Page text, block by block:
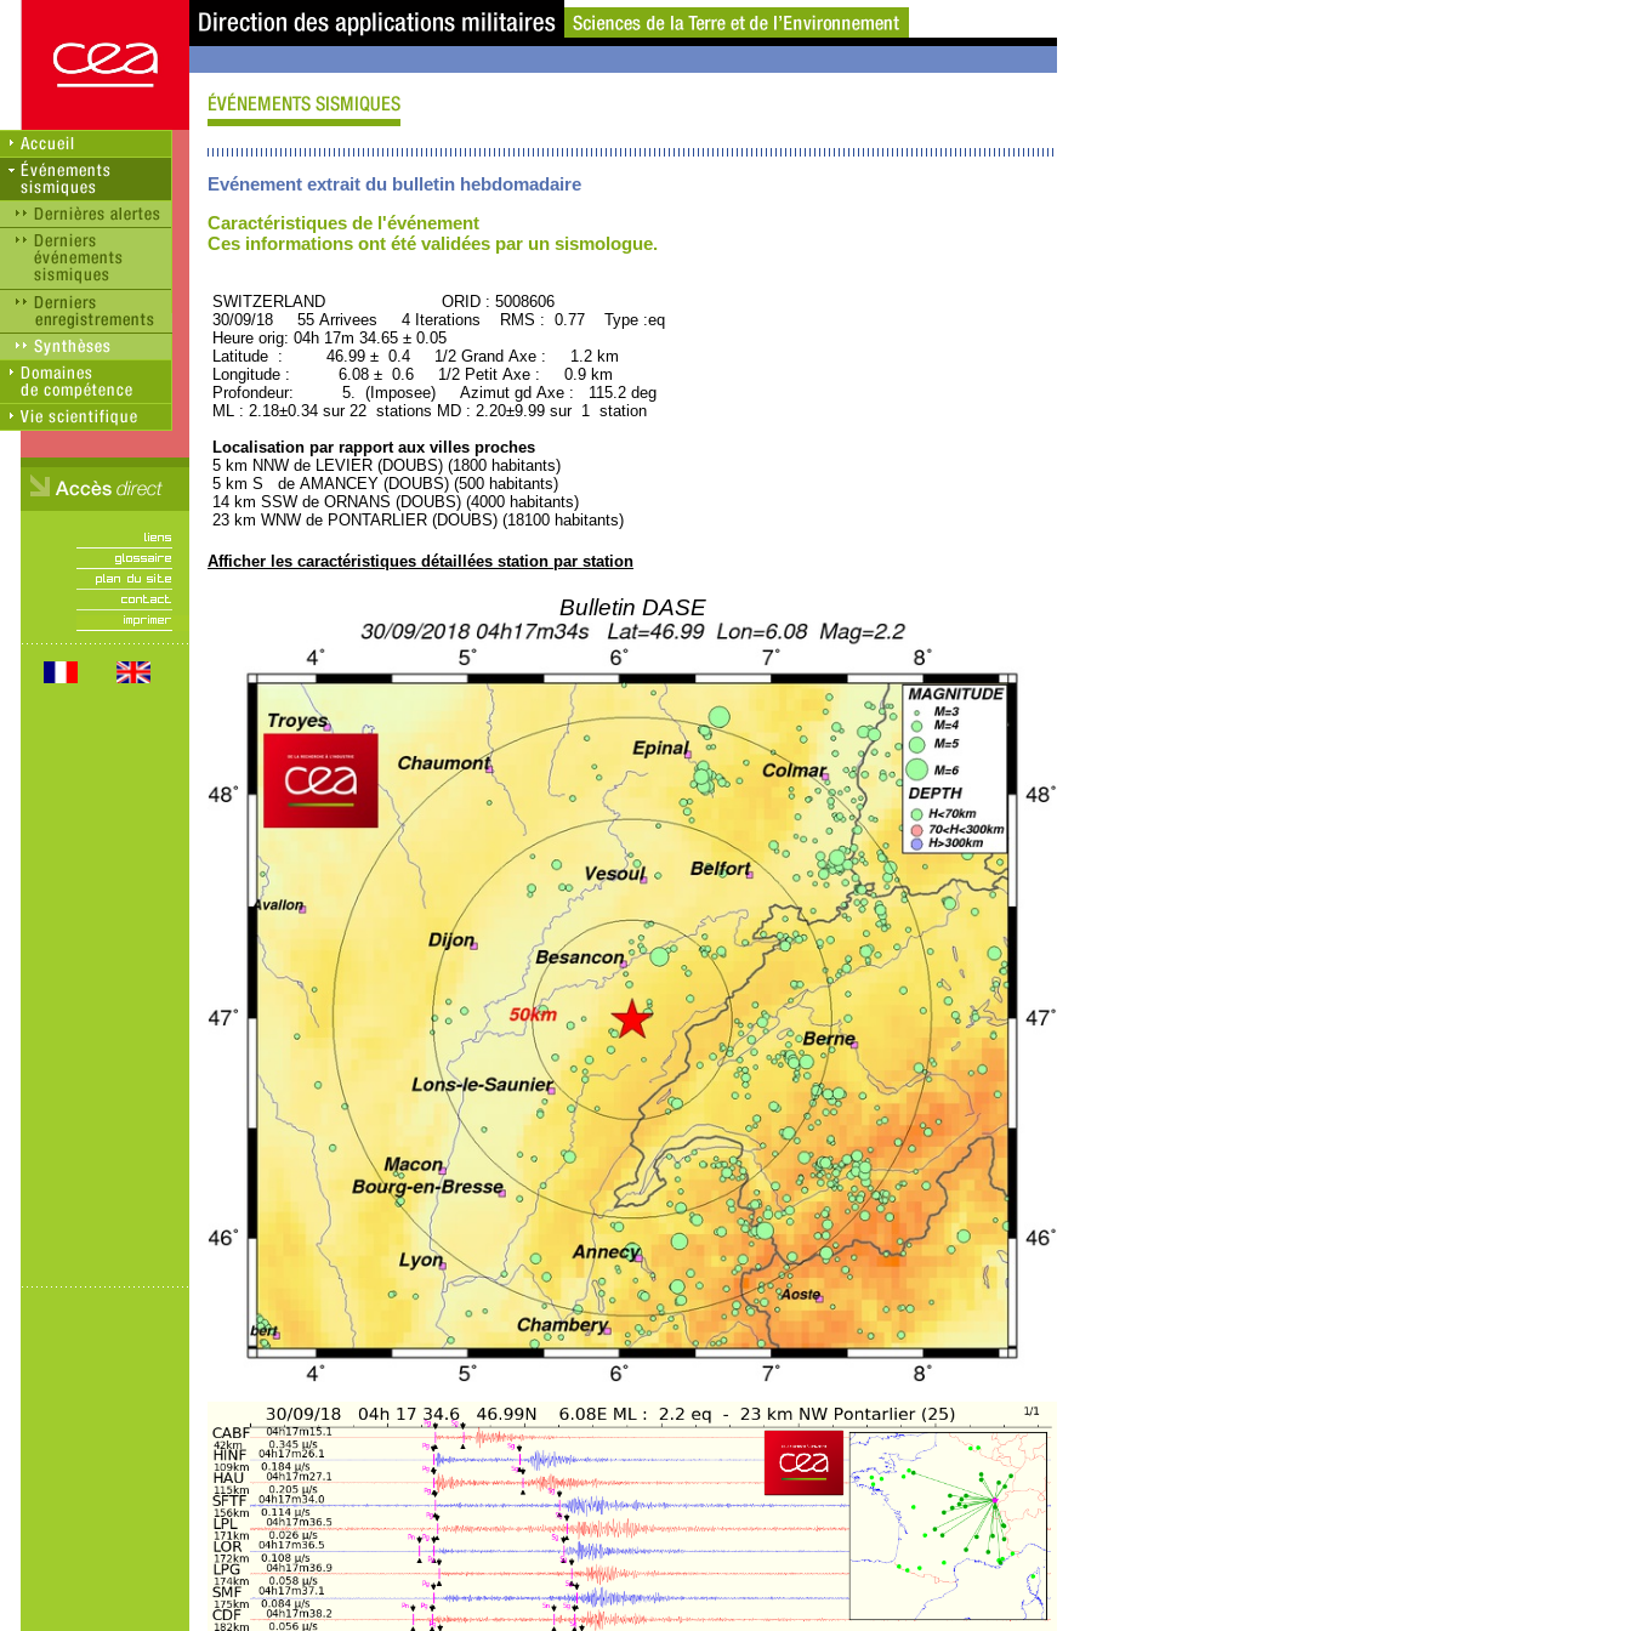
Evénement extrait du bulletin hebdomadaire
Caractéristiques de l'événement
Ces informations ont été validées par un sismologue.
SWITZERLAND ORID : 5008606
30/09/18 55 Arrivees 4 Iterations RMS : 0.77 Type :eq
Heure orig: 04h 17m 34.65 ± 0.05
Latitude : 46.99 ± 0.4 1/2 Grand Axe : 1.2 km
Longitude : 6.08 ± 0.6 1/2 Petit Axe : 0.9 km
Profondeur: 5. (Imposee) Azimut gd Axe : 115.2 deg
ML : 2.18±0.34 sur 22 stations MD : 2.20±9.99 sur 1 station
Localisation par rapport aux villes proches
5 km NNW de LEVIER (DOUBS) (1800 habitants)
5 km S de AMANCEY (DOUBS) (500 habitants)
14 km SSW de ORNANS (DOUBS) (4000 habitants)
23 km WNW de PONTARLIER (DOUBS) (18100 habitants)
Afficher les caractéristiques détaillées station par station
Bulletin DASE